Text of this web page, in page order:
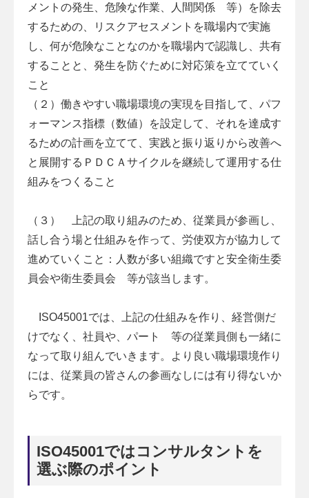
メントの発生、危険な作業、人間関係 等）を除去
するための、リスクアセスメントを職場内で実施
し、何が危険なことなのかを職場内で認識し、共有
することと、発生を防ぐために対応策を立てていく
こと
（２）働きやすい職場環境の実現を目指して、パフ
ォーマンス指標（数値）を設定して、それを達成す
るための計画を立てて、実践と振り返りから改善へ
と展開するＰＤＣＡサイクルを継続して運用する仕
組みをつくること
（３） 上記の取り組みのため、従業員が参画し、
話し合う場と仕組みを作って、労使双方が協力して
進めていくこと：人数が多い組織ですと安全衛生委
員会や衛生委員会 等が該当します。
ISO45001では、上記の仕組みを作り、経営側だ
けでなく、社員や、パート 等の従業員側も一緒に
なって取り組んでいきます。より良い職場環境作り
には、従業員の皆さんの参画なしには有り得ないか
らです。
ISO45001ではコンサルタントを
選ぶ際のポイント